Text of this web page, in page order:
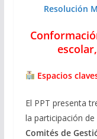
Resolución
Espacios
El PPT presenta
la participación
Comités de